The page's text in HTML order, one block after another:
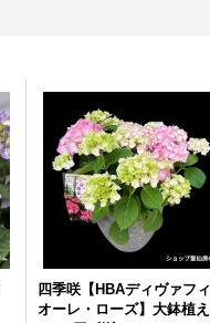
四季咲【HBAディヴァフィ
オーレ・ローズ】大鉢植え